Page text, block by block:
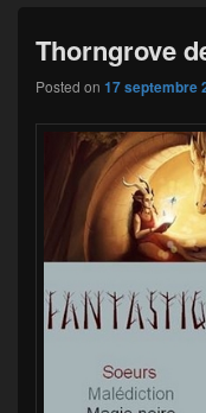
Thorngrove
Posted on 17 septembre